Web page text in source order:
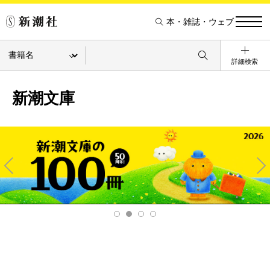
本・雑誌・ウェブ
詳細検索
新潮文庫
Pre
v
Ne
xt